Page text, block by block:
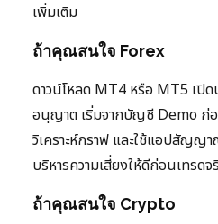
เพิ่มเติม
ถ้าคุณสนใจ Forex
ดาวน์โหลด MT4 หรือ MT5 เ
อนุญาต เริ่มจากบัญชี Demo ก่
วิเคราะห์กราฟ และใช้แอปสัญญ
บริหารความเสี่ยงให้ดีก่อนเทรดจ
ถ้าคุณสนใจ Crypto